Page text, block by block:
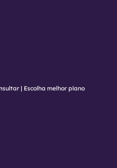
| Escolha melhor plano